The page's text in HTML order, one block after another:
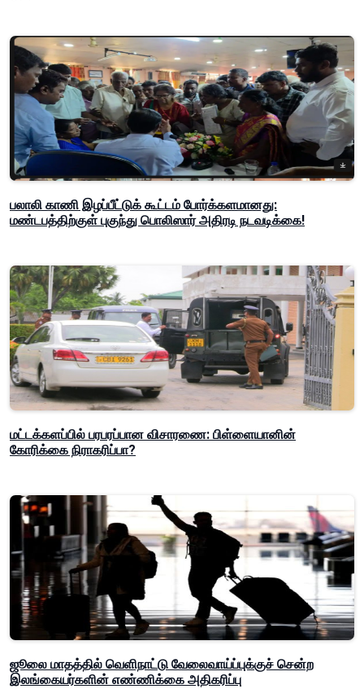
பலாலி காணி இழப்பீட்டுக் கூட்டம் போர்க்களமானது:
மண்டபத்திற்குள் புகுந்து பொலிஸார் அதிரடி நடவடிக்கை!
மட்டக்களப்பில் பரபரப்பான விசாரணை: பிள்ளையானின்
கோரிக்கை நிராகரிப்பா?
ஜூலை மாதத்தில் வெளிநாட்டு வேலைவாய்ப்புக்குச் சென்ற
இலங்கையர்களின் எண்ணிக்கை அதிகரிப்பு